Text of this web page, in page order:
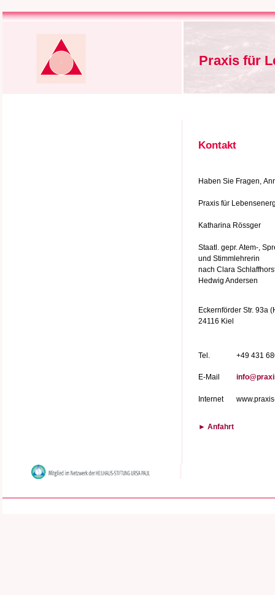
Praxis für
Kontakt
Haben Sie Fragen,
Praxis für
Katharina Rössger
Staatl. gepr. Atem-,
und Stimmlehrerin
nach Clara
Hedwig Andersen
Eckernförder Str. 93a
24116 Kiel
Tel. +49 431
E-Mail
Internet
► Anfahrt